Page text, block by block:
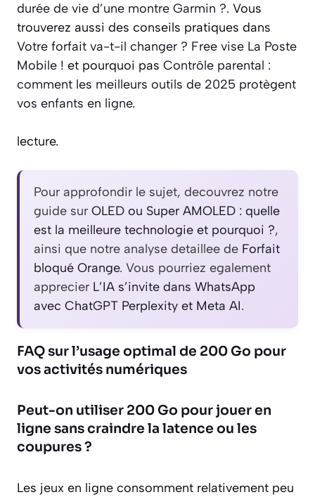
durée de vie d’une montre Garmin ?. Vous
trouverez aussi des conseils pratiques dans
Votre forfait va-t-il changer ? Free vise La Poste
Mobile ! et pourquoi pas Contrôle parental :
comment les meilleurs outils de 2025 protègent
vos enfants en ligne.
lecture.
Pour approfondir le sujet, decouvrez notre
guide sur OLED ou Super AMOLED : quelle
est la meilleure technologie et pourquoi ?,
ainsi que notre analyse detaillee de Forfait
bloqué Orange. Vous pourriez egalement
apprecier L’IA s’invite dans WhatsApp
avec ChatGPT Perplexity et Meta AI.
FAQ sur l’usage optimal de 200 Go pour
vos activités numériques
Peut-on utiliser 200 Go pour jouer en
ligne sans craindre la latence ou les
coupures ?
Les jeux en ligne consomment relativement peu